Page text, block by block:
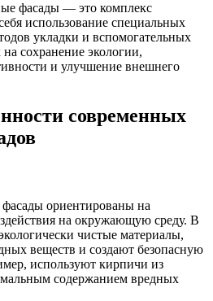
фасады — это комплекс
использование специальных
укладки и вспомогательных
сохранение экологии,
и улучшение внешнего
современных
ориентированы на
на окружающую среду. В
чистые материалы,
веществ и создают безопасную
используют кирпичи из
содержанием вредных